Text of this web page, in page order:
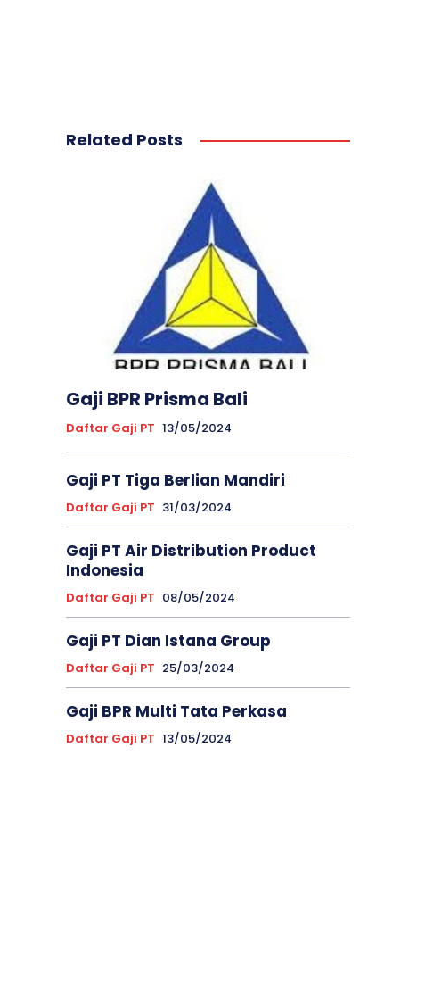
Related Posts
Gaji BPR Prisma Bali
Daftar Gaji PT 13/05/2024
Gaji PT Tiga Berlian Mandiri
Daftar Gaji PT 31/03/2024
Gaji PT Air Distribution Product
Indonesia
Daftar Gaji PT 08/05/2024
Gaji PT Dian Istana Group
Daftar Gaji PT 25/03/2024
Gaji BPR Multi Tata Perkasa
Daftar Gaji PT 13/05/2024